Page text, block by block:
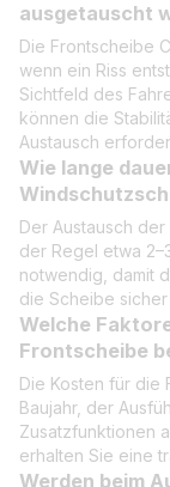
ausgetauscht
Die Frontscheibe
wenn ein Riss
Sichtfeld des
können die
Austausch
Wie lange
Der Austausch
der Regel etwa
notwendig, damit
die Scheibe sicher
Welche
Frontscheibe
Die Kosten für die
Baujahr, der
Zusatzfunktionen
erhalten Sie eine
Werden beim